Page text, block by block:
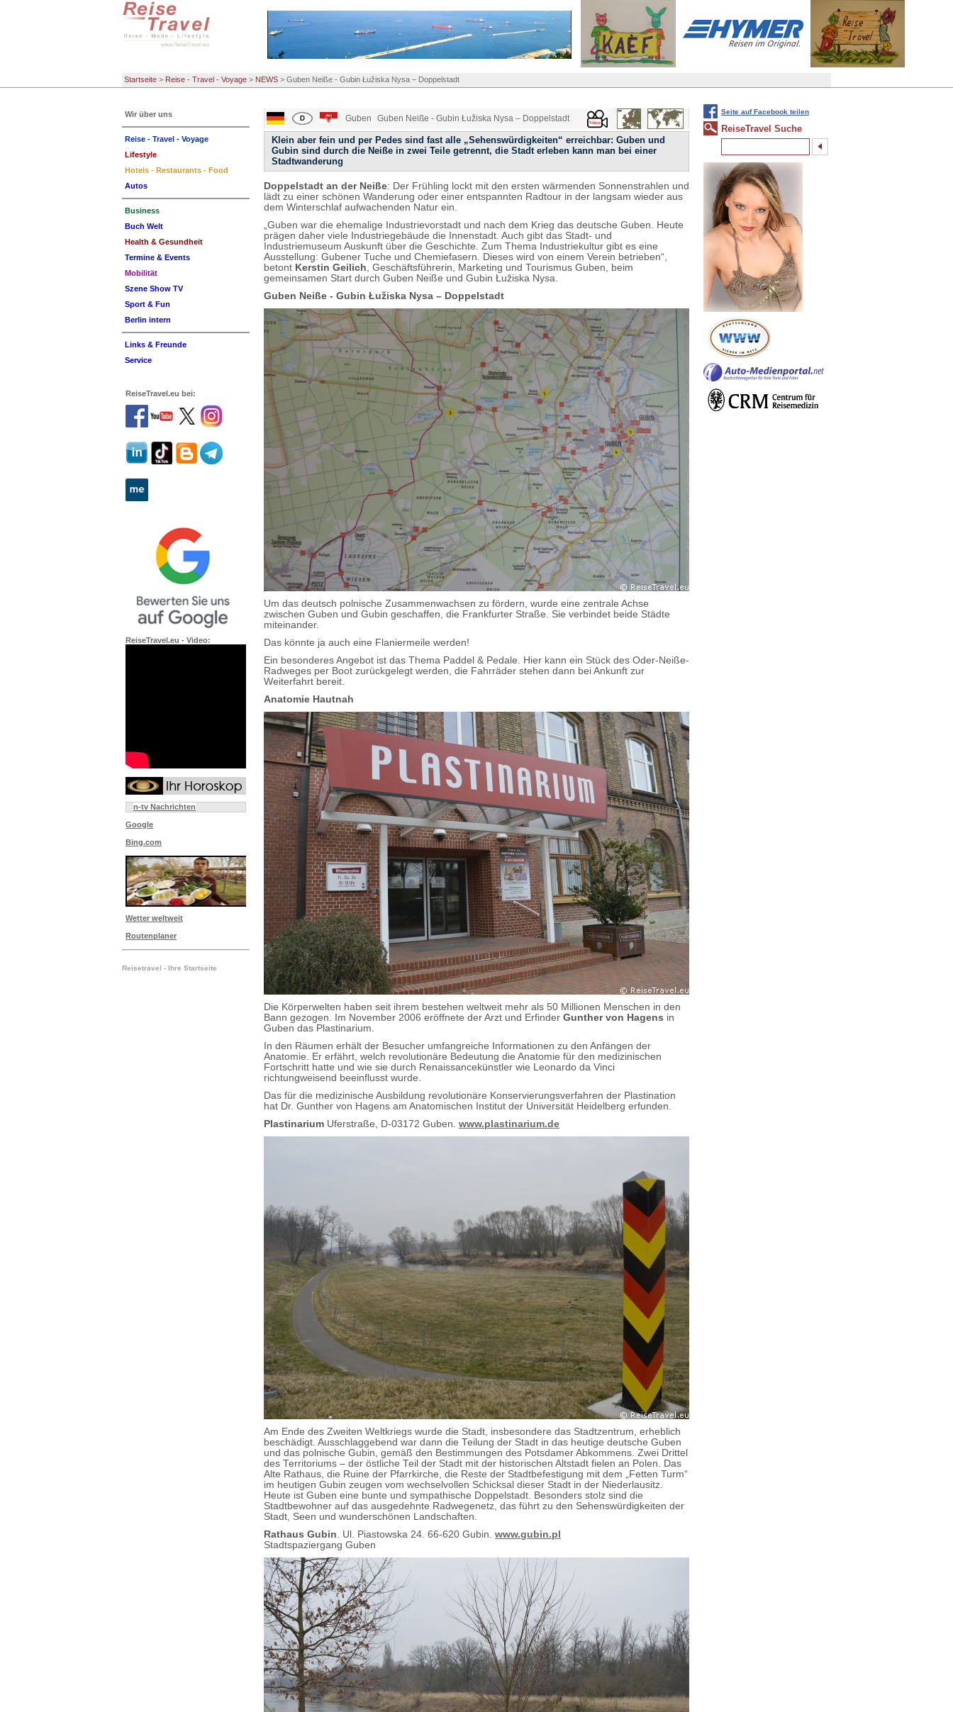
Startseite > Reise - Travel - Voyage > NEWS > Guben Neiße - Gubin Łužiska Nysa – Doppelstadt
Guben Guben Neiße - Gubin Łužiska Nysa – Doppelstadt
Klein aber fein und per Pedes sind fast alle „Sehenswürdigkeiten“ erreichbar: Guben und
Gubin sind durch die Neiße in zwei Teile getrennt, die Stadt erleben kann man bei einer
Stadtwanderung
Doppelstadt an der Neiße: Der Frühling lockt mit den ersten wärmenden Sonnenstrahlen und
lädt zu einer schönen Wanderung oder einer entspannten Radtour in der langsam wieder aus
dem Winterschlaf aufwachenden Natur ein.
„Guben war die ehemalige Industrievorstadt und nach dem Krieg das deutsche Guben. Heute
prägen daher viele Industriegebäude die Innenstadt. Auch gibt das Stadt- und
Industriemuseum Auskunft über die Geschichte. Zum Thema Industriekultur gibt es eine
Ausstellung: Gubener Tuche und Chemiefasern. Dieses wird von einem Verein betrieben“,
betont Kerstin Geilich , Geschäftsführerin, Marketing und Tourismus Guben, beim
gemeinsamen Start durch Guben Neiße und Gubin Łužiska Nysa.
Guben Neiße - Gubin Łužiska Nysa – Doppelstadt
Um das deutsch polnische Zusammenwachsen zu fördern, wurde eine zentrale Achse
zwischen Guben und Gubin geschaffen, die Frankfurter Straße. Sie verbindet beide Städte
miteinander.
Das könnte ja auch eine Flaniermeile werden!
Ein besonderes Angebot ist das Thema Paddel & Pedale. Hier kann ein Stück des Oder-Neiße-
Radweges per Boot zurückgelegt werden, die Fahrräder stehen dann bei Ankunft zur
Weiterfahrt bereit.
Anatomie Hautnah
Die Körperwelten haben seit ihrem bestehen weltweit mehr als 50 Millionen Menschen in den
Bann gezogen. Im November 2006 eröffnete der Arzt und Erfinder Gunther von Hagens in
Guben das Plastinarium.
In den Räumen erhält der Besucher umfangreiche Informationen zu den Anfängen der
Anatomie. Er erfährt, welch revolutionäre Bedeutung die Anatomie für den medizinischen
Fortschritt hatte und wie sie durch Renaissancekünstler wie Leonardo da Vinci
richtungweisend beeinflusst wurde.
Das für die medizinische Ausbildung revolutionäre Konservierungsverfahren der Plastination
hat Dr. Gunther von Hagens am Anatomischen Institut der Universität Heidelberg erfunden.
Plastinarium Uferstraße, D-03172 Guben. www.plastinarium.de
Am Ende des Zweiten Weltkriegs wurde die Stadt, insbesondere das Stadtzentrum, erheblich
beschädigt. Ausschlaggebend war dann die Teilung der Stadt in das heutige deutsche Guben
und das polnische Gubin, gemäß den Bestimmungen des Potsdamer Abkommens. Zwei Drittel
des Territoriums – der östliche Teil der Stadt mit der historischen Altstadt fielen an Polen. Das
Alte Rathaus, die Ruine der Pfarrkirche, die Reste der Stadtbefestigung mit dem „Fetten Turm“
im heutigen Gubin zeugen vom wechselvollen Schicksal dieser Stadt in der Niederlausitz.
Heute ist Guben eine bunte und sympathische Doppelstadt. Besonders stolz sind die
Stadtbewohner auf das ausgedehnte Radwegenetz, das führt zu den Sehenswürdigkeiten der
Stadt, Seen und wunderschönen Landschaften.
Rathaus Gubin . Ul. Piastowska 24. 66-620 Gubin. www.gubin.pl
Stadtspaziergang Guben
Wir über uns
Reise - Travel - Voyage
Lifestyle
Hotels - Restaurants - Food
Autos
Business
Buch Welt
Health & Gesundheit
Termine & Events
Mobilität
Szene Show TV
Sport & Fun
Berlin intern
Links & Freunde
Service
ReiseTravel.eu bei:
ReiseTravel.eu - Video:
n-tv Nachrichten
Google
Bing.com
Wetter weltweit
Routenplaner
Reisetravel - Ihre Startseite
Seite auf Facebook teilen
ReiseTravel Suche